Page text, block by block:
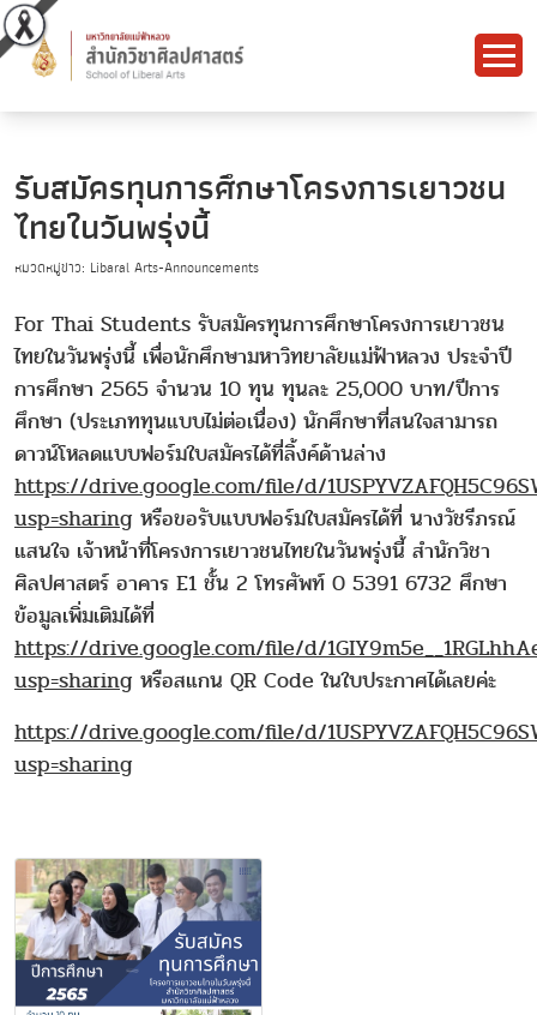
รับสมัครทุนการศึกษาโครงการเยาวชน
ไทยในวันพรุ่งนี้
หมวดหมู่ข่าว: Libaral Arts-Announcements
For Thai Students รับสมัครทุนการศึกษาโครงการเยาวชน
ไทยในวันพรุ่งนี้ เพื่อนักศึกษามหาวิทยาลัยแม่ฟ้าหลวง ประจำปี
การศึกษา 2565 จำนวน 10 ทุน ทุนละ 25,000 บาท/ปีการ
ศึกษา (ประเภททุนแบบไม่ต่อเนื่อง) นักศึกษาที่สนใจสามารถ
ดาวน์โหลดแบบฟอร์มใบสมัครได้ที่ลิ้งค์ด้านล่าง
https://drive.google.com/file/d/
usp=sharing หรือขอรับแบบฟอร์มใบสมัครได้ที่ นางวัชรีภรณ์
แสนใจ เจ้าหน้าที่โครงการเยาวชนไทยในวันพรุ่งนี้ สำนักวิชา
ศิลปศาสตร์ อาคาร E1 ชั้น 2 โทรศัพท์ 0 5391 6732 ศึกษา
ข้อมูลเพิ่มเติมได้ที่
https://drive.google.com/file/d/
usp=sharing หรือสแกน QR Code ในใบประกาศได้เลยค่ะ
https://drive.google.com/file/d/
usp=sharing